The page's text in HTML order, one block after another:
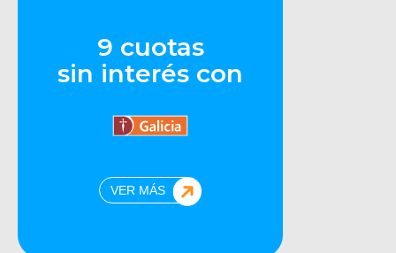
9 cuotas
sin interés con
VER MÁS